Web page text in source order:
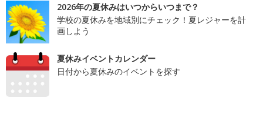
2026年の夏休みはいつからいつまで？
学校の夏休みを地域別にチェック！夏レジャーを計
画しよう
夏休みイベントカレンダー
日付から夏休みのイベントを探す